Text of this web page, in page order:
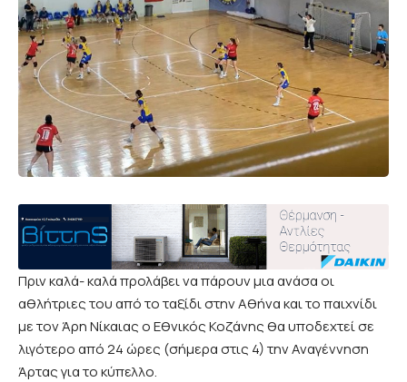
Πριν καλά- καλά προλάβει να πάρουν μια ανάσα οι
αθλήτριες του από το ταξίδι στην Αθήνα και το παιχνίδι
με τον Άρη Νίκαιας ο Εθνικός Κοζάνης θα υποδεχτεί σε
λιγότερο από 24 ώρες (σήμερα στις 4) την Αναγέννηση
Άρτας για το κύπελλο.